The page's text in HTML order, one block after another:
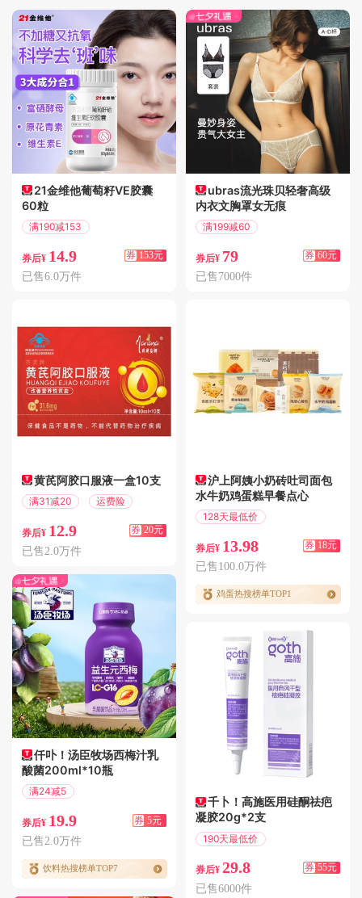
21金维他葡萄籽VE胶囊
60粒
满190减153
券后¥ 14.9 券 153元
已售6.0万件
黄芪阿胶口服液一盒10支
满31减20 运费险
券后¥ 12.9 券 20元
已售2.0万件
仟卟！汤臣牧场西梅汁乳
酸菌200ml*10瓶
满24减5
券后¥ 19.9 券 5元
已售2.0万件
饮料热搜榜单TOP7
ubras流光珠贝轻奢高级
内衣文胸罩女无痕
满199减60
券后¥ 79 券 60元
已售7000件
沪上阿姨小奶砖吐司面包
水牛奶鸡蛋糕早餐点心
128天最低价
券后¥ 13.98 券 18元
已售100.0万件
鸡蛋热搜榜单TOP1
千卜！高施医用硅酮祛疤
凝胶20g*2支
190天最低价
券后¥ 29.8 券 55元
已售6000件